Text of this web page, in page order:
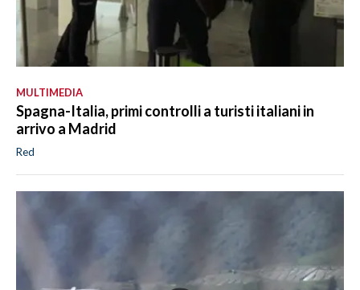
MULTIMEDIA
Spagna-Italia, primi controlli a turisti italiani in
arrivo a Madrid
Red